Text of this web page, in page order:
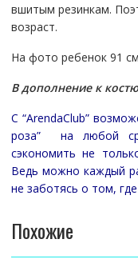
вшитым резинкам.
возраст.
На фото ребенок 91
В дополнение к
С “ArendaClub”
роза” на любой
сэкономить не
Ведь можно каждый
не заботясь о том,
Похожие